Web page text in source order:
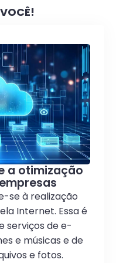
a otimização
se à realização
Internet. Essa é
serviços de e-
e músicas e de
e fotos.